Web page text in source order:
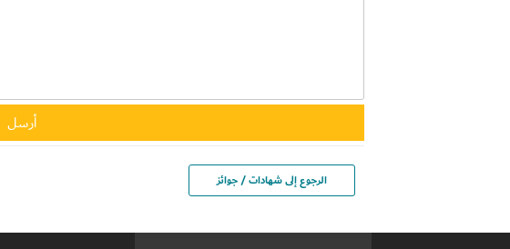
الرجوع إلى شهادات / جوائز